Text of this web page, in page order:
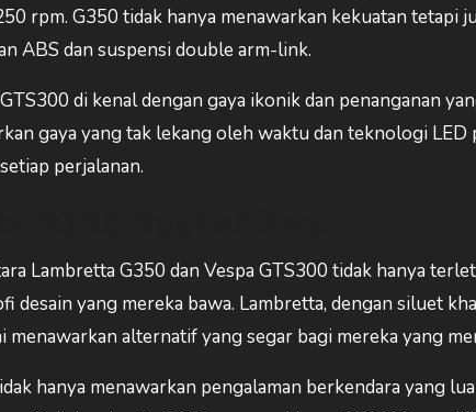
rpm. G350 tidak hanya menawarkan kekuatan tetapi
ABS dan suspensi double arm-link.
di kenal dengan gaya ikonik dan penanganan
gaya yang tak lekang oleh waktu dan teknologi LED
perjalanan.
Lambretta G350 dan Vespa GTS300 tidak hanya
desain yang mereka bawa. Lambretta, dengan siluet
menawarkan alternatif yang segar bagi mereka yang
hanya menawarkan pengalaman berkendara yang